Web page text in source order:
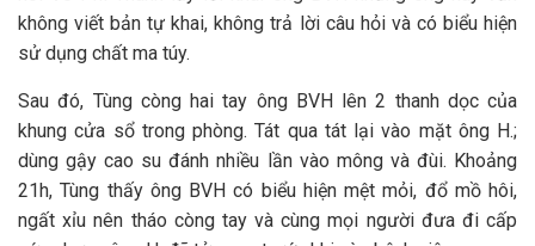
không viết bản tự khai, không trả lời câu hỏi và có biểu hiện
sử dụng chất ma túy.
Sau đó, Tùng còng hai tay ông BVH lên 2 thanh dọc của
khung cửa sổ trong phòng. Tát qua tát lại vào mặt ông H.;
dùng gậy cao su đánh nhiều lần vào mông và đùi. Khoảng
21h, Tùng thấy ông BVH có biểu hiện mệt mỏi, đổ mồ hôi,
ngất xỉu nên tháo còng tay và cùng mọi người đưa đi cấp